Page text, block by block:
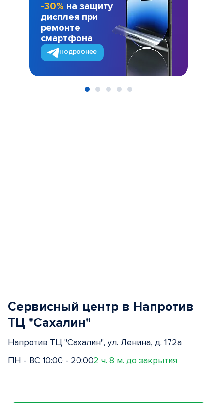
-30% на защиту
дисплея при
ремонте
смартфона
Подробнее
Сервисный центр в Напротив
ТЦ "Сахалин"
Напротив ТЦ "Сахалин", ул. Ленина, д. 172а
ПН - ВС 10:00 - 20:002 ч. 8 м. до закрытия